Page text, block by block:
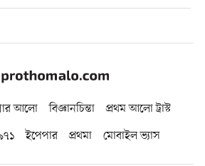
আলো বিজ্ঞানচিন্তা
প্রথম আলো ট্রাস্ট
ইপেপার প্রথমা মোবাইল ভ্যাস